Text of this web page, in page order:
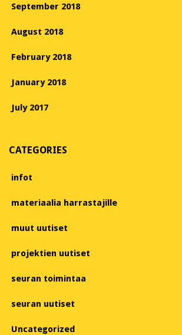
September 2018
August 2018
February 2018
January 2018
July 2017
CATEGORIES
infot
materiaalia harrastajille
muut uutiset
projektien uutiset
seuran toimintaa
seuran uutiset
Uncategorized